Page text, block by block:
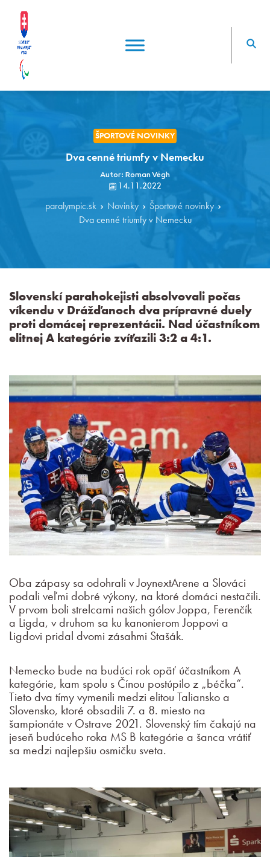
ŠPORTOVÉ NOVINKY
Dva cenné triumfy v Nemecku
Autor: Roman Végh
14.11.2022
paralympic.sk Novinky
Športové novinky
Dva cenné triumfy v Nemecku
Slovenskí parahokejisti absolvovali počas
víkendu v Drážďanoch dva prípravné duely
proti domácej reprezentácii. Nad účastníkom
elitnej A kategórie zvíťazili 3:2 a 4:1.
Oba zápasy sa odohrali v JoynextArene a Slováci
podali veľmi dobré výkony, na ktoré domáci nestačili.
V prvom boli strelcami našich gólov Joppa, Ferenčík
a Ligda, v druhom sa ku kanonierom Joppovi a
Ligdovi pridal dvomi zásahmi Stašák.
Nemecko bude na budúci rok opäť účastníkom A
kategórie, kam spolu s Čínou postúpilo z „béčka“.
Tieto dva tímy vymenili medzi elitou Taliansko a
Slovensko, ktoré obsadili 7. a 8. miesto na
šampionáte v Ostrave 2021. Slovenský tím čakajú na
jeseň budúceho roka MS B kategórie a šanca vrátiť
sa medzi najlepšiu osmičku sveta.